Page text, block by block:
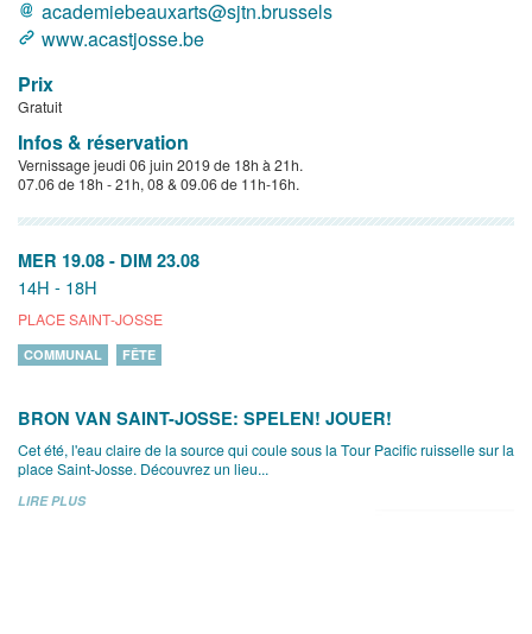
academiebeauxarts@sjtn.brussels
www.acastjosse.be
Prix
Gratuit
Infos & réservation
Vernissage jeudi 06 juin 2019 de 18h à 21h.
07.06 de 18h - 21h, 08 & 09.06 de 11h-16h.
MER 19.08 - DIM 23.08
14H - 18H
PLACE SAINT-JOSSE
COMMUNAL FÊTE
BRON VAN SAINT-JOSSE: SPELEN! JOUER!
Cet été, l'eau claire de la source qui coule sous la Tour Pacific ruisselle sur la
place Saint-Josse. Découvrez un lieu...
LIRE PLUS